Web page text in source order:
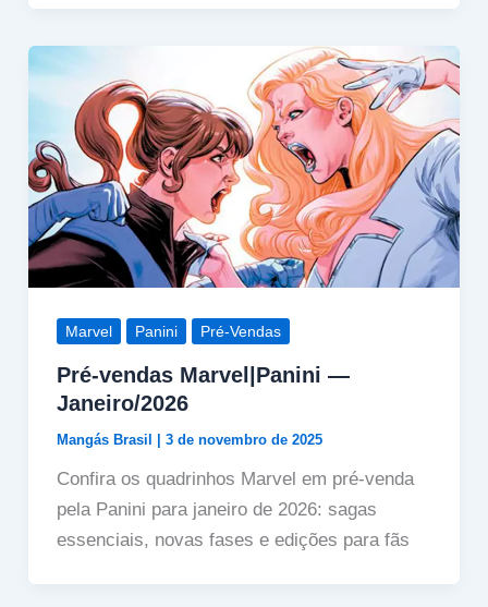
Marvel Panini Pré-Vendas
Pré-vendas Marvel|Panini —
Janeiro/2026
Mangás Brasil 3 de novembro de 2025
Confira os quadrinhos Marvel em pré-venda
pela Panini para janeiro de 2026: sagas
essenciais, novas fases e edições para fãs